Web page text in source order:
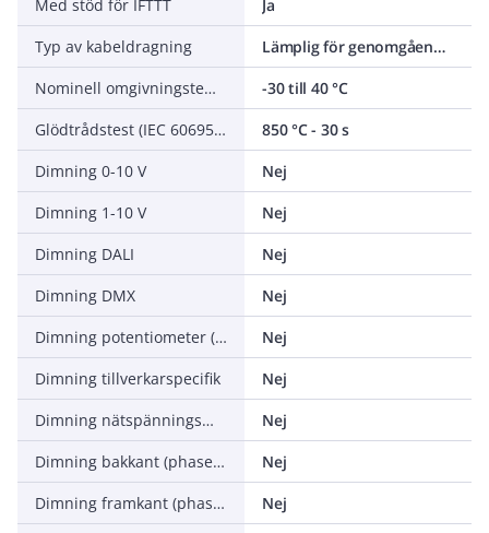
Med stöd för IFTTT
Ja
Typ av kabeldragning
Lämplig för genomgående ledning
Nominell omgivningstemperatur enligt IEC 62722-2-1
-30 till 40 °C
Glödtrådstest (IEC 60695-2-11)
850 °C - 30 s
Dimning 0-10 V
Nej
Dimning 1-10 V
Nej
Dimning DALI
Nej
Dimning DMX
Nej
Dimning potentiometer (integrerad)
Nej
Dimning tillverkarspecifik
Nej
Dimning nätspänningsmodulering
Nej
Dimning bakkant (phase cut-off)
Nej
Dimning framkant (phase cut-on)
Nej